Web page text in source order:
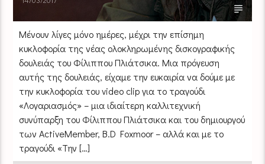
Μένουν λίγες μόνο ημέρες, μέχρι την επίσημη
κυκλοφορία της νέας ολοκληρωμένης δισκογραφικής
δουλειάς του Φίλιππου Πλιάτσικα. Μια πρόγευση
αυτής της δουλειάς, είχαμε την ευκαιρία να δούμε με
την κυκλοφορία του video clip για το τραγούδι
«Λογαριασμός» – μια ιδιαίτερη καλλιτεχνική
συνύπαρξη του Φίλιππου Πλιάτσικα και του δημιουργού
των ActiveMember, Β.D Foxmoor – αλλά και με το
τραγούδι «Την […]